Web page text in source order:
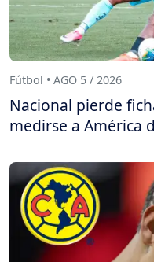
Fútbol • AGO 5 / 2026
Nacional pierde
medirse a América